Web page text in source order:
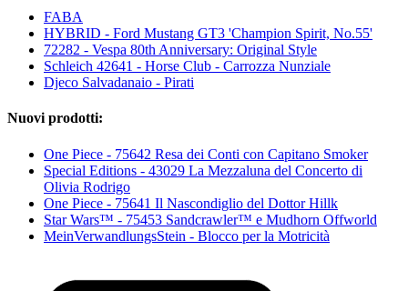
FABA
HYBRID - Ford Mustang GT3 'Champion Spirit, No.55'
72282 - Vespa 80th Anniversary: Original Style
Schleich 42641 - Horse Club - Carrozza Nunziale
Djeco Salvadanaio - Pirati
Nuovi prodotti:
One Piece - 75642 Resa dei Conti con Capitano Smoker
Special Editions - 43029 La Mezzaluna del Concerto di
Olivia Rodrigo
One Piece - 75641 Il Nascondiglio del Dottor Hillk
Star Wars™ - 75453 Sandcrawler™ e Mudhorn Offworld
MeinVerwandlungsStein - Blocco per la Motricità